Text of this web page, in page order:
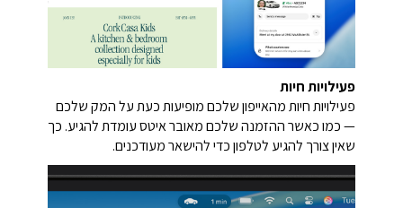
פעילויות חיות
פעילויות חיות מהאייפון שלכם מופיעות כעת על המק שלכם
— כמו כאשר ההזמנה שלכם מאובר איטס עומדת להגיע. כך
שאין צורך להגיע לטלפון כדי להישאר מעודכנים.